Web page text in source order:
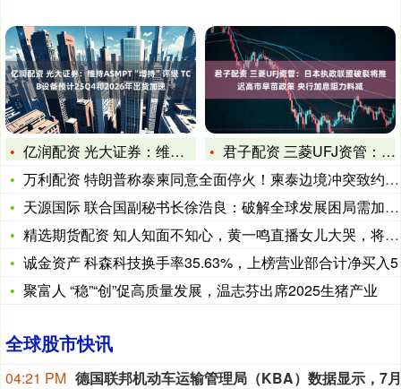
亿润配资 光大证券：维持ASMPT“增持”评级 TCB设备预
君子配资 三菱UFJ资管：日本执政联盟破裂将推迟高市早苗政策
万利配资 特朗普称泰柬同意全面停火！柬泰边境冲突致约200名
天源国际 联合国副秘书长徐浩良：破解全球发展困局需加强多边合
精选期货配资 知人知面不知心，黄一鸣直播女儿大哭，将王思聪的
诚金资产 科森科技换手率35.63%，上榜营业部合计净买入5
聚富人 “稳”“创”促高质量发展，温志芬出席2025生猪产业
全球股市快讯
04:21 PM